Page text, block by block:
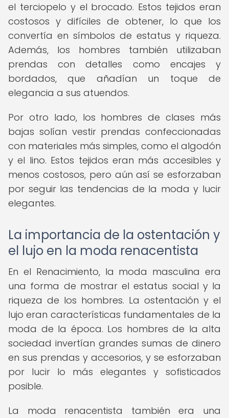
el terciopelo y el brocado. Estos tejidos eran
costosos y difíciles de obtener, lo que los
convertía en símbolos de estatus y riqueza.
Además, los hombres también utilizaban
prendas con detalles como encajes y
bordados, que añadían un toque de
elegancia a sus atuendos.
Por otro lado, los hombres de clases más
bajas solían vestir prendas confeccionadas
con materiales más simples, como el algodón
y el lino. Estos tejidos eran más accesibles y
menos costosos, pero aún así se esforzaban
por seguir las tendencias de la moda y lucir
elegantes.
La importancia de la ostentación y
el lujo en la moda renacentista
En el Renacimiento, la moda masculina era
una forma de mostrar el estatus social y la
riqueza de los hombres. La ostentación y el
lujo eran características fundamentales de la
moda de la época. Los hombres de la alta
sociedad invertían grandes sumas de dinero
en sus prendas y accesorios, y se esforzaban
por lucir lo más elegantes y sofisticados
posible.
La moda renacentista también era una